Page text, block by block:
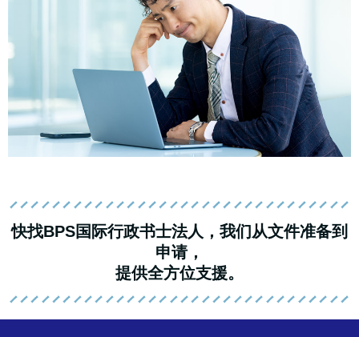
快找BPS国际行政书士法人，我们从文件准备到
申请，
提供全方位支援。